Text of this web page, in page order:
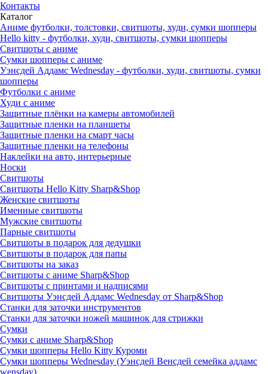
Контакты
Каталог
Аниме футболки, толстовки, свитшоты, худи, сумки шопперы
Hello kitty - футболки, худи, свитшоты, сумки шопперы
Свитшоты с аниме
Сумки шопперы с аниме
Уэнсдей Аддамс Wednesday - футболки, худи, свитшоты, сумки
шопперы
Футболки с аниме
Худи с аниме
Защитные плёнки на камеры автомобилей
Защитные пленки на планшеты
Защитные пленки на смарт часы
Защитные пленки на телефоны
Наклейки на авто, интерьерные
Носки
Свитшоты
Cвитшоты Hello Kitty Sharp&Shop
Женские свитшоты
Именные свитшоты
Мужские свитшоты
Парные свитшоты
Свитшоты в подарок для дедушки
Свитшоты в подарок для папы
Свитшоты на заказ
Свитшоты с аниме Sharp&Shop
Свитшоты с принтами и надписями
Свитшоты Уэнсдей Аддамс Wednesday от Sharp&Shop
Станки для заточки инструментов
Станки для заточки ножей машинок для стрижки
Сумки
Сумки с аниме Sharp&Shop
Сумки шопперы Hello Kitty Куроми
Сумки шопперы Wednesday (Уэнсдей Венсдей семейка аддамс
wensday)